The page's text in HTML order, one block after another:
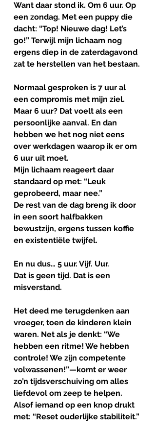
Want daar stond ik. Om 6 uur. Op
een zondag. Met een puppy die
dacht: “Top! Nieuwe dag! Let’s
go!” Terwijl mijn lichaam nog
ergens diep in de zaterdagavond
zat te herstellen van het bestaan.
Normaal gesproken is 7 uur al
een compromis met mijn ziel.
Maar 6 uur? Dat voelt als een
persoonlijke aanval. En dan
hebben we het nog niet eens
over werkdagen waarop ik er om
6 uur uit moet.
Mijn lichaam reageert daar
standaard op met: “Leuk
geprobeerd, maar nee.”
De rest van de dag breng ik door
in een soort halfbakken
bewustzijn, ergens tussen koffie
en existentiële twijfel.
En nu dus… 5 uur. Vijf. Uur.
Dat is geen tijd. Dat is een
misverstand.
Het deed me terugdenken aan
vroeger, toen de kinderen klein
waren. Net als je denkt: “We
hebben een ritme! We hebben
controle! We zijn competente
volwassenen!”—komt er weer
zo’n tijdsverschuiving om alles
liefdevol om zeep te helpen.
Alsof iemand op een knop drukt
met: “Reset ouderlijke stabiliteit.”